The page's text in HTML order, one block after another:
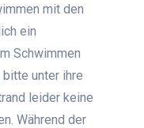
mit den
ein
Schwimmen
unter ihre
leider keine
Während der